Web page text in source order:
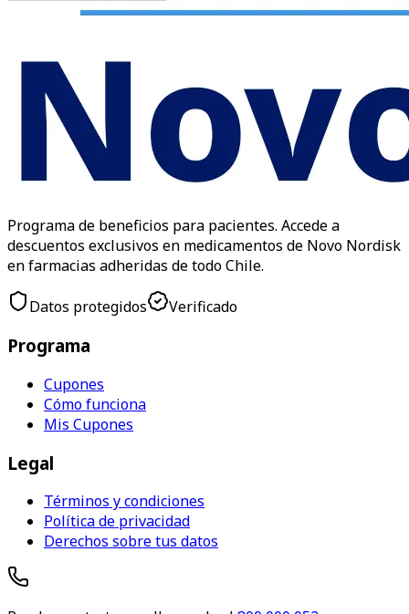
Programa de beneficios para pacientes. Accede a
descuentos exclusivos en medicamentos de Novo Nordisk
en farmacias adheridas de todo Chile.
Datos protegidos Verificado
Programa
Cupones
Cómo funciona
Mis Cupones
Legal
Términos y condiciones
Política de privacidad
Derechos sobre tus datos